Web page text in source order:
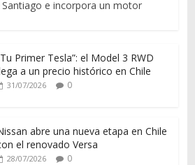
e incorpora un motor
Primer Tesla”: el Model 3 RWD
a un precio histórico en Chile
31/07/2026 0
abre una nueva etapa en Chile
el renovado Versa
28/07/2026 0